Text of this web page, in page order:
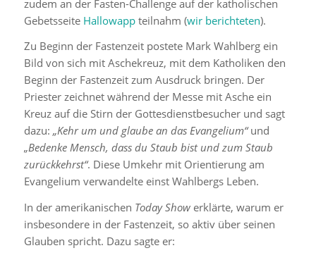
zudem an der Fasten-Challenge auf der katholischen
Gebetsseite Hallowappteilnahm (wir berichteten).
Zu Beginn der Fastenzeit postete Mark Wahlberg ein
Bild von sich mit Aschekreuz, mit dem Katholiken den
Beginn der Fastenzeit zum Ausdruck bringen. Der
Priester zeichnet während der Messe mit Asche ein
Kreuz auf die Stirn der Gottesdienstbesucher und sagt
dazu: „Kehr um und glaube an das Evangelium“und
„Bedenke Mensch, dass du Staub bist und zum Staub
zurückkehrst“. Diese Umkehr mit Orientierung am
Evangelium verwandelte einst Wahlbergs Leben.
In der amerikanischen Today Show erklärte, warum er
insbesondere in der Fastenzeit, so aktiv über seinen
Glauben spricht. Dazu sagte er: